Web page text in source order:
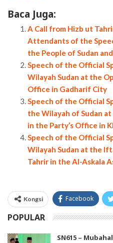
Baca Juga:
A Call from Hizb ut
Attendants of the
the People of Sudan
Speech of the Official
Wilayah Sudan at the
Office in Gadharif City
Speech of the Official
the Wilayah of Sudan
in the Party’s Office in
Speech of the Official
Wilayah Sudan at the
Tahrir in the Al-Askala
Kongsi Facebook
POPULAR
SN615 –